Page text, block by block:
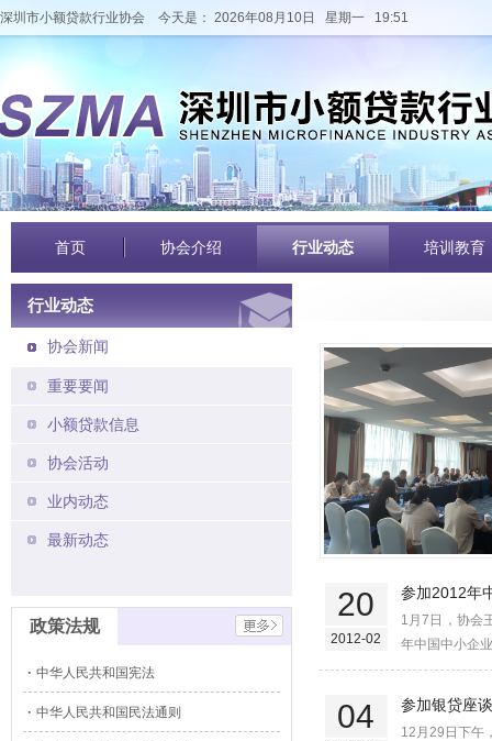
深圳市小额贷款行业协会 今天是： 2026年08月10日 星期一 19:51
首页 协会介绍 行业动态 培训教育
行业动态
协会新闻
重要要闻
小额贷款信息
协会活动
业内动态
最新动态
政策法规
中华人民共和国宪法
中华人民共和国民法通则
20
2012-02
参加2012年
1月7日，协会
年中国中小企
04 参加银贷座
12月29日下午